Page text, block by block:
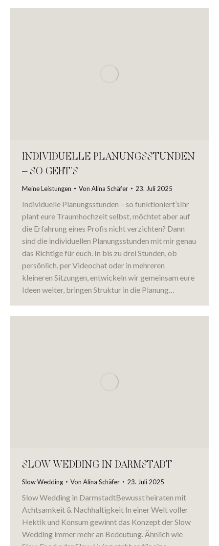
INDIVIDUELLE PLANUNGSSTUNDEN
– SO GEHT’S
Meine Leistungen Von Alina Schäfer 23. Juli 2025
Individuelle Planungsstunden – so funktioniert’sIhr
plant eure Traumhochzeit selbst, möchtet aber auf
die Erfahrung eines Profis nicht verzichten? Dann
sind die individuellen Planungsstunden mit mir genau
das Richtige für euch. In bis zu drei Stunden, ob
persönlich, per Videochat oder in mehreren
kleineren Sitzungen, entwickeln wir gemeinsam eure
Ideen weiter, bringen Struktur in die Planung…
SLOW WEDDING IN DARMSTADT
Slow Wedding Von Alina Schäfer 23. Juli 2025
Slow Wedding in DarmstadtBewusst heiraten mit
Achtsamkeit & Nachhaltigkeit In einer Welt voller
Hektik und Konsum gewinnt das Konzept der Slow
Wedding immer mehr an Bedeutung. Ähnlich wie